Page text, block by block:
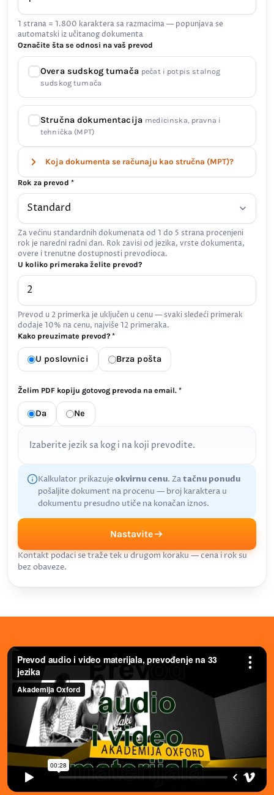
1 strana = 1.800 karaktera sa razmacima — popunjava se
automatski iz učitanog dokumenta
Označite šta se odnosi na vaš prevod
Overa sudskog tumača pečat i potpis stalnog
sudskog tumača
Stručna dokumentacija medicinska, pravna i
tehnička (MPT)
Koja dokumenta se računaju kao stručna (MPT)?
Rok za prevod *
Za većinu standardnih dokumenata od 1 do 5 strana procenjeni
rok je naredni radni dan. Rok zavisi od jezika, vrste dokumenta,
overe i trenutne dostupnosti prevodioca.
U koliko primeraka želite prevod?
Prevod u 2 primerka je uključen u cenu — svaki sledeći primerak
dodaje 10% na cenu, najviše 12 primeraka.
Kako preuzimate prevod? *
U poslovnici Brza pošta
Želim PDF kopiju gotovog prevoda na email. *
Da Ne
Izaberite jezik sa kog i na koji prevodite.
Kalkulator prikazujeokvirnu cenu. Zatačnu ponudu
pošaljite dokument na procenu — broj karaktera u
dokumentu presudno utiče na konačan iznos.
Nastavite
Kontakt podaci se traže tek u drugom koraku — cena i rok su
bez obaveze.